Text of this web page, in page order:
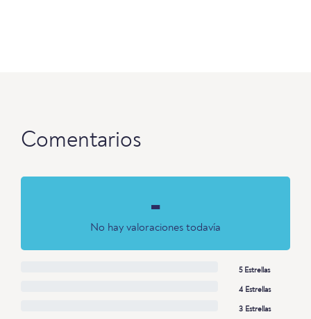
Comentarios
-
No hay valoraciones todavía
5 Estrellas
4 Estrellas
3 Estrellas